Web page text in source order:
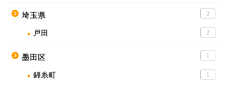
埼玉県 2
戸田 2
墨田区 1
錦糸町 1